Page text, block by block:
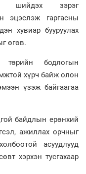
шийдэх зэрэг
эцэслэж гаргасны
хувиар бууруулах
өгөв.
бодлогын
хүрч байж олон
үзэж байгаагаа
байдлын ерөнхий
ажиллах орчныг
асуудлууд
хэрхэн тусгахаар